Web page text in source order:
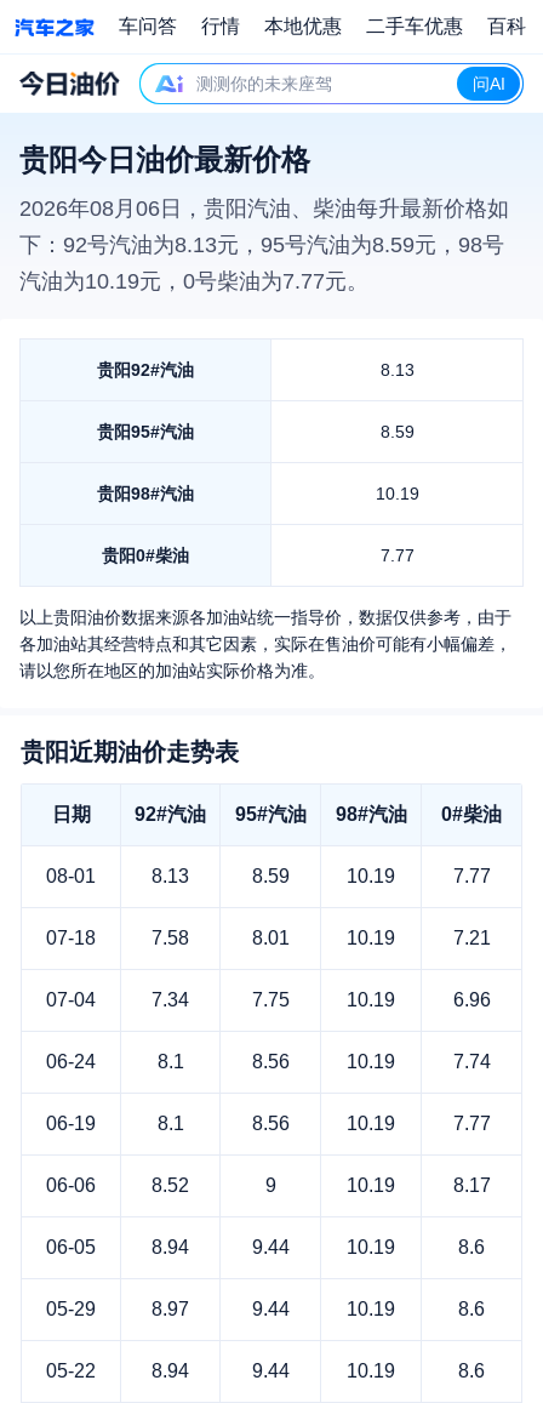
车问答 行情 本地优惠 二手车优惠 百科
测测你的未来座驾 问AI
贵阳今日油价最新价格
2026年08月06日 ， 贵阳汽油、柴油每升最新价格如
下：92号汽油为8.13元，95号汽油为8.59元，98号
汽油为10.19元，0号柴油为7.77元。
贵阳92#汽油 8.13
贵阳95#汽油 8.59
贵阳98#汽油 10.19
贵阳0#柴油 7.77
以上贵阳油价数据来源各加油站统一指导价，数据仅供参考，由于
各加油站其经营特点和其它因素，实际在售油价可能有小幅偏差，
请以您所在地区的加油站实际价格为准。
贵阳近期油价走势表
日期 92#汽油 95#汽油 98#汽油 0#柴油
08-01 8.13 8.59 10.19 7.77
07-18 7.58 8.01 10.19 7.21
07-04 7.34 7.75 10.19 6.96
06-24 8.1 8.56 10.19 7.74
06-19 8.1 8.56 10.19 7.77
06-06 8.52 9 10.19 8.17
06-05 8.94 9.44 10.19 8.6
05-29 8.97 9.44 10.19 8.6
05-22 8.94 9.44 10.19 8.6